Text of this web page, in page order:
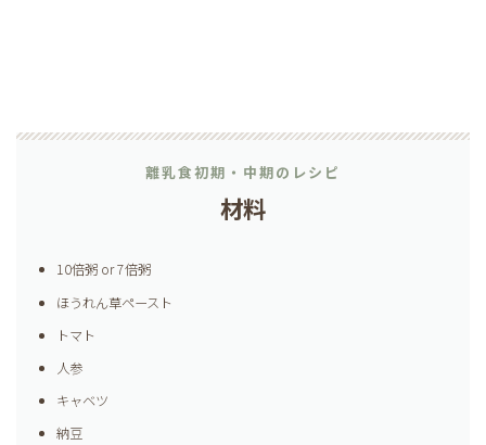
離乳食初期・中期のレシピ
材料
10倍粥 or 7倍粥
ほうれん草ペースト
トマト
人参
キャベツ
納豆